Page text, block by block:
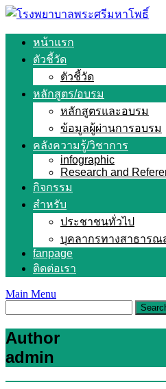
Skip
content
หน้าแรก
ตัวชี้วัด
ตัวชี้วัด
หลักสูตร/อบรม
หลักสูตรและอบรม
ข้อมูลผู้ผ่านการอบรม
คลังความรู้/วิชาการ
infographic
Research and
กิจกรรม
สำหรับ
ประชาชนทั่วไป
บุคลากรทางสาธารณ
fanpage
ติดต่อเรา
Main Menu
Author
admin